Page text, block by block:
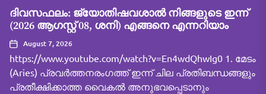
ദിവസഫലം: ജ്യോതിഷവശാൽ നിങ്ങളുടെ ഇന്ന്‌
(2026 ആഗസ്റ്റ് 08, ശനി) എങ്ങനെ എന്നറിയാം
August 7, 2026
https://www.youtube.com/watch?v=En4wdQhwIg0 1. മേടം
(Aries) പ്രവർത്തനരംഗത്ത് ഇന്ന് ചില പ്രതിബന്ധങ്ങളും
പ്രതീക്ഷിക്കാത്ത വൈകൽ അനുഭവപ്പെടാനും